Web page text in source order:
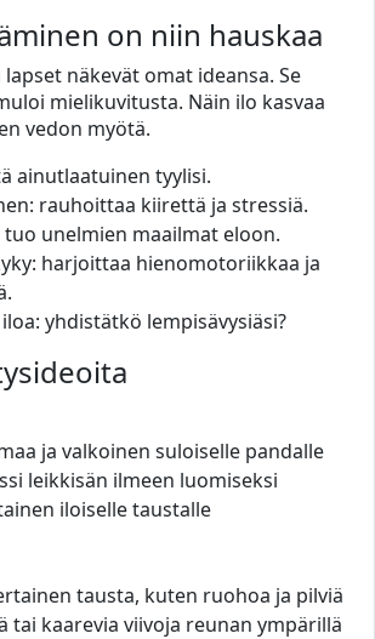
on niin hauskaa
näkevät omat ideansa. Se
mielikuvitusta. Näin ilo kasvaa
vedon myötä.
ainutlaatuinen tyylisi.
rauhoittaa kiirettä ja stressiä.
unelmien maailmat eloon.
harjoittaa hienomotoriikkaa ja
yhdistätkö lempisävysiäsi?
ja valkoinen suloiselle pandalle
leikkisän ilmeen luomiseksi
iloiselle taustalle
tausta, kuten ruohoa ja pilviä
tai kaarevia viivoja reunan ympärillä